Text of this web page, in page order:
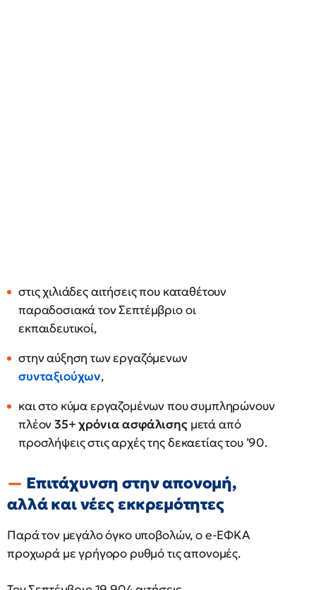
στις χιλιάδες αιτήσεις που καταθέτουν
παραδοσιακά τον Σεπτέμβριο οι
εκπαιδευτικοί,
στην αύξηση των εργαζόμενων
συνταξιούχων,
και στο κύμα εργαζομένων που συμπληρώνουν
πλέον35+ χρόνια ασφάλισηςμετά από
προσλήψεις στις αρχές της δεκαετίας του ’90.
Επιτάχυνση στην απονομή,
αλλά και νέες εκκρεμότητες
Παρά τον μεγάλο όγκο υποβολών, ο e-ΕΦΚΑ
προχωρά με γρήγορο ρυθμό τις απονομές.